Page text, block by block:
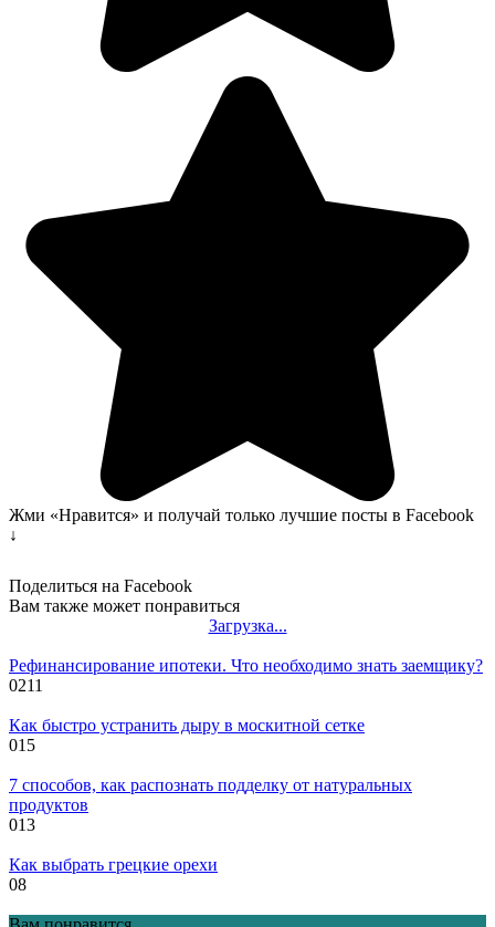
Жми «Нравится» и получай только лучшие посты в Facebook
↓
Поделиться на Facebook
Вам также может понравиться
Загрузка...
Рефинансирование ипотеки. Что необходимо знать заемщику?
0211
Как быстро устранить дыру в москитной сетке
015
7 способов, как распознать подделку от натуральных
продуктов
013
Как выбрать грецкие орехи
08